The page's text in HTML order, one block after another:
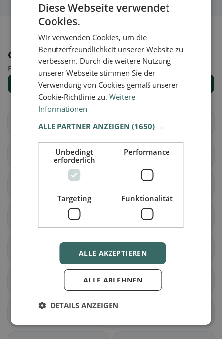
Orte in der Nähe
Finde den passenden Ort für deine Restaurantsuche.
Alle Orte anzeigen
Altendorf Waltenstein
Aeugst am Albis Affoltern am Albis
Kappel am Albis
Maschwanden
Obfelden
Rifferswil
Diese Webseite verwendet
Cookies.
Wir verwenden Cookies, um die
Benutzerfreundlichkeit unserer Website zu
verbessern. Durch die weitere Nutzung
unserer Webseite stimmen Sie der
Verwendung von Cookies gemäß unserer
Cookie-Richtlinie zu.Weitere
Informationen
ALLE PARTNER ANZEIGEN(1650) →
Unbedingt
erforderlich
Performance
Targeting Funktionalität
ALLE AKZEPTIEREN
ALLE ABLEHNEN
DETAILS ANZEIGEN